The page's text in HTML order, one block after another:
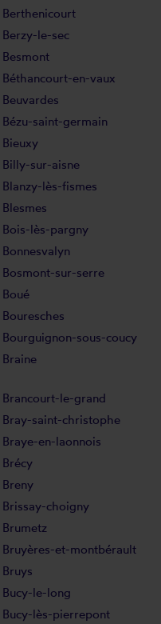
Berthenicourt
Berzy-le-sec
Besmont
Béthancourt-en-vaux
Beuvardes
Bézu-saint-germain
Bieuxy
Billy-sur-aisne
Blanzy-lès-fismes
Blesmes
Bois-lès-pargny
Bonnesvalyn
Bosmont-sur-serre
Boué
Bouresches
Bourguignon-sous-coucy
Braine
Brancourt-le-grand
Bray-saint-christophe
Braye-en-laonnois
Brécy
Breny
Brissay-choigny
Brumetz
Bruyères-et-montbérault
Bruys
Bucy-le-long
Bucy-lès-pierrepont